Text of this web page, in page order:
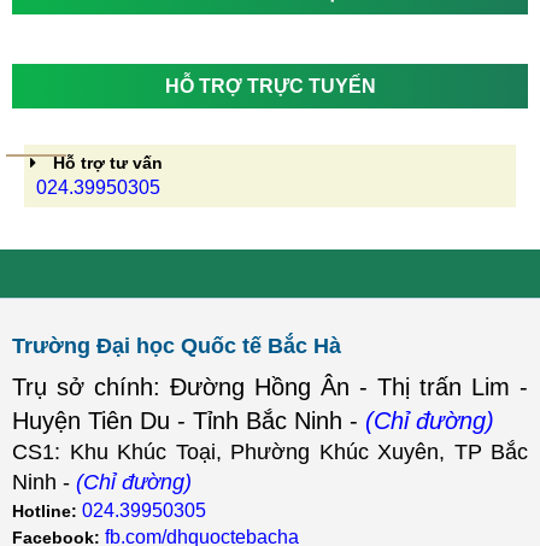
HỖ TRỢ TRỰC TUYẾN
Hỗ trợ tư vấn
024.39950305
Trường Đại học Quốc tế Bắc Hà
Trụ sở chính: Đường Hồng Ân - Thị trấn Lim -
Huyện Tiên Du - Tỉnh Bắc Ninh - (Chỉ đường)
CS1: Khu Khúc Toại, Phường Khúc Xuyên, TP Bắc
Ninh - (Chỉ đường)
Hotline: 024.39950305
Facebook: fb.com/dhquoctebacha